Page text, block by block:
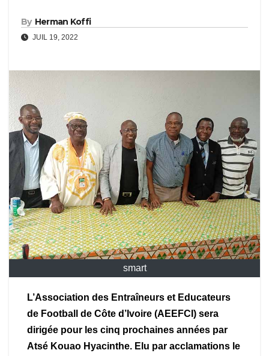
By Herman Koffi
JUIL 19, 2022
smart
L’Association des Entraîneurs et Educateurs
de Football de Côte d’Ivoire (AEEFCI) sera
dirigée pour les cinq prochaines années par
Atsé Kouao Hyacinthe. Elu par acclamations le